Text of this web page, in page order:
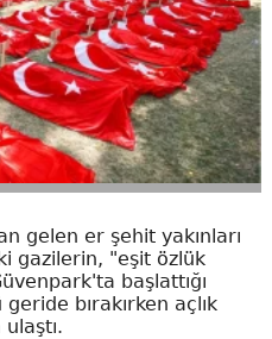
gelen er şehit yakınları
gazilerin, "eşit özlük
başlattığı
bırakırken açlık